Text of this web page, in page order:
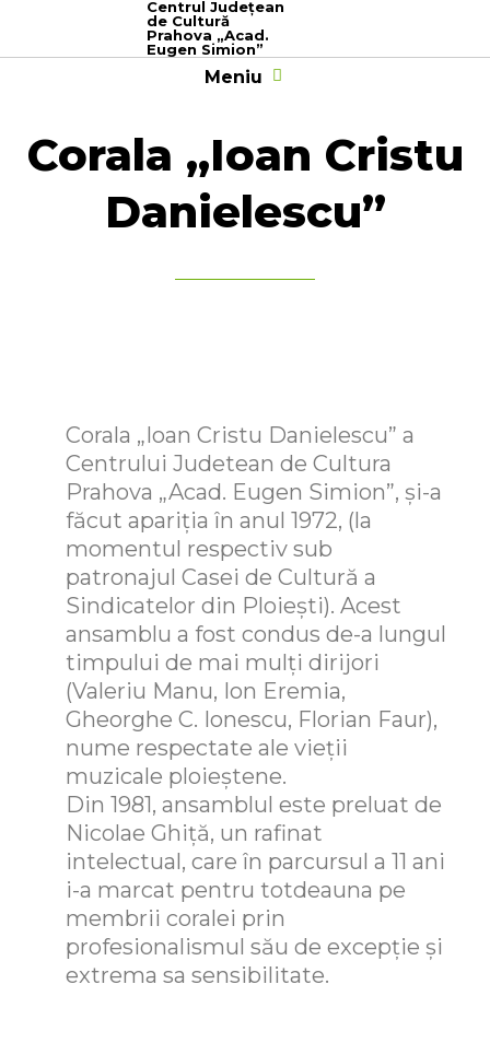
Centrul Judeţean
de Cultură
Prahova „Acad.
Eugen Simion”
Meniu
Corala „Ioan Cristu
Danielescu”
Corala „Ioan Cristu Danielescu” a
Centrului Judetean de Cultura
Prahova „Acad. Eugen Simion”, şi-a
făcut apariţia în anul 1972, (la
momentul respectiv sub
patronajul Casei de Cultură a
Sindicatelor din Ploieşti). Acest
ansamblu a fost condus de-a lungul
timpului de mai mulţi dirijori
(Valeriu Manu, Ion Eremia,
Gheorghe C. Ionescu, Florian Faur),
nume respectate ale vieţii
muzicale ploieştene.
Din 1981, ansamblul este preluat de
Nicolae Ghiţă, un rafinat
intelectual, care în parcursul a 11 ani
i-a marcat pentru totdeauna pe
membrii coralei prin
profesionalismul său de excepţie şi
extrema sa sensibilitate.